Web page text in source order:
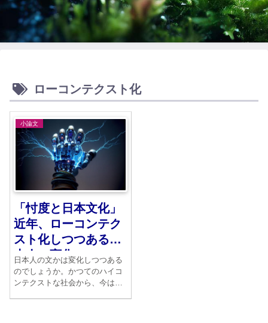
ローコンテクスト化
小論文
「忖度と日本文化」
近年、ローコンテク
スト化しつつある日
本人の変化
日本人の文かは変化しつつある
のでしょうか。かつてのハイコ
ンテクストな社会から、今はむ